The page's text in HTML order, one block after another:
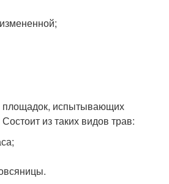
площадок, испытывающих
из таких видов трав: